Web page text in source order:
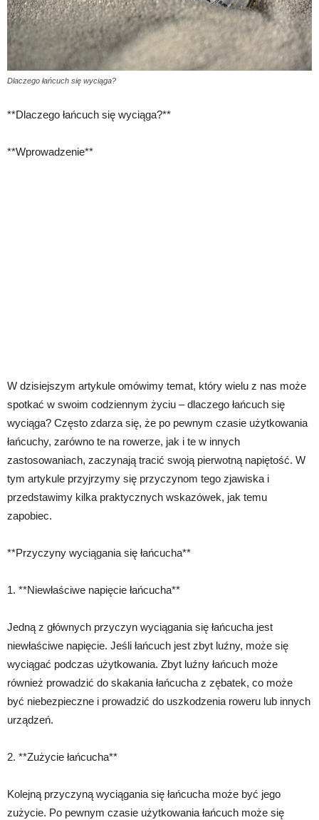
Dlaczego łańcuch się wyciąga?
**Dlaczego łańcuch się wyciąga?**
**Wprowadzenie**
W dzisiejszym artykule omówimy temat, który wielu z nas może
spotkać w swoim codziennym życiu – dlaczego łańcuch się
wyciąga? Często zdarza się, że po pewnym czasie użytkowania
łańcuchy, zarówno te na rowerze, jak i te w innych
zastosowaniach, zaczynają tracić swoją pierwotną napiętość. W
tym artykule przyjrzymy się przyczynom tego zjawiska i
przedstawimy kilka praktycznych wskazówek, jak temu
zapobiec.
**Przyczyny wyciągania się łańcucha**
1. **Niewłaściwe napięcie łańcucha**
Jedną z głównych przyczyn wyciągania się łańcucha jest
niewłaściwe napięcie. Jeśli łańcuch jest zbyt luźny, może się
wyciągać podczas użytkowania. Zbyt luźny łańcuch może
również prowadzić do skakania łańcucha z zębatek, co może
być niebezpieczne i prowadzić do uszkodzenia roweru lub innych
urządzeń.
2. **Zużycie łańcucha**
Kolejną przyczyną wyciągania się łańcucha może być jego
zużycie. Po pewnym czasie użytkowania łańcuch może się